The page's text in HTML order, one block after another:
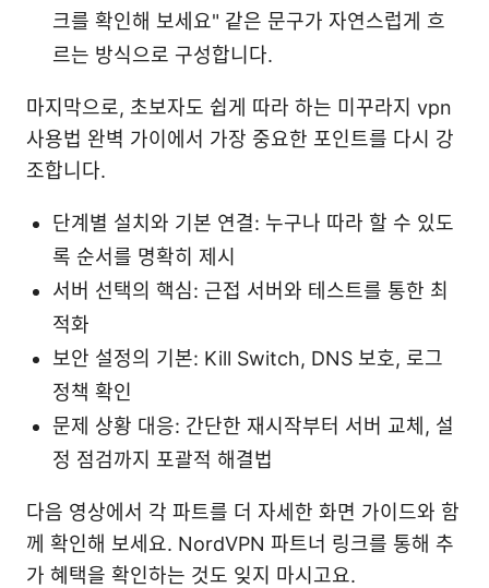
크를 확인해 보세요" 같은 문구가 자연스럽게 흐
르는 방식으로 구성합니다.
마지막으로, 초보자도 쉽게 따라 하는 미꾸라지 vpn
사용법 완벽 가이에서 가장 중요한 포인트를 다시 강
조합니다.
단계별 설치와 기본 연결: 누구나 따라 할 수 있도
록 순서를 명확히 제시
서버 선택의 핵심: 근접 서버와 테스트를 통한 최
적화
보안 설정의 기본: Kill Switch, DNS 보호, 로그
정책 확인
문제 상황 대응: 간단한 재시작부터 서버 교체, 설
정 점검까지 포괄적 해결법
다음 영상에서 각 파트를 더 자세한 화면 가이드와 함
께 확인해 보세요. NordVPN 파트너 링크를 통해 추
가 혜택을 확인하는 것도 잊지 마시고요.